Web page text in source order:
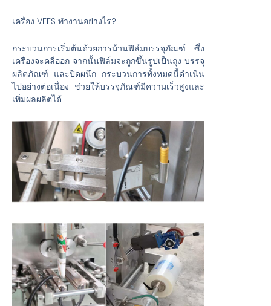
เครื่อง VFFS ทำงานอย่างไร?
กระบวนการเริ่มต้นด้วยการม้วนฟิล์มบรรจุภัณฑ์ ซึ่ง
เครื่องจะคลี่ออก จากนั้นฟิล์มจะถูกขึ้นรูปเป็นถุง บรรจุ
ผลิตภัณฑ์ และปิดผนึก กระบวนการทั้งหมดนี้ดำเนิน
ไปอย่างต่อเนื่อง ช่วยให้บรรจุภัณฑ์มีความเร็วสูงและ
เพิ่มผลผลิตได้